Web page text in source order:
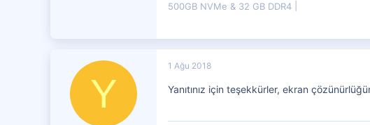
500GB NVMe & 32 GB DDR4
Y
1 Ağu 2018
Yanıtınız için teşekkürler, ekran